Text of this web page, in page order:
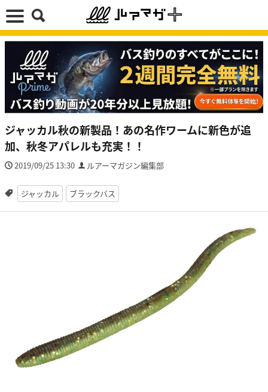
ジャッカル秋の新製品！あの名作ワームに新色が追
加、秋冬アパレルも充実！！
2019/09/25 13:30 ルアーマガジン編集部
ジャッカル ブラックバス